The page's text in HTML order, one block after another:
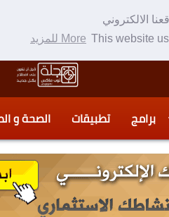
الالكتروني
This website More للمزيد
برامج تطبيقات الصحة و